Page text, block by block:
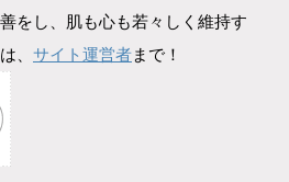
をし、肌も心も若々しく維持す
、 サイト運営者まで！